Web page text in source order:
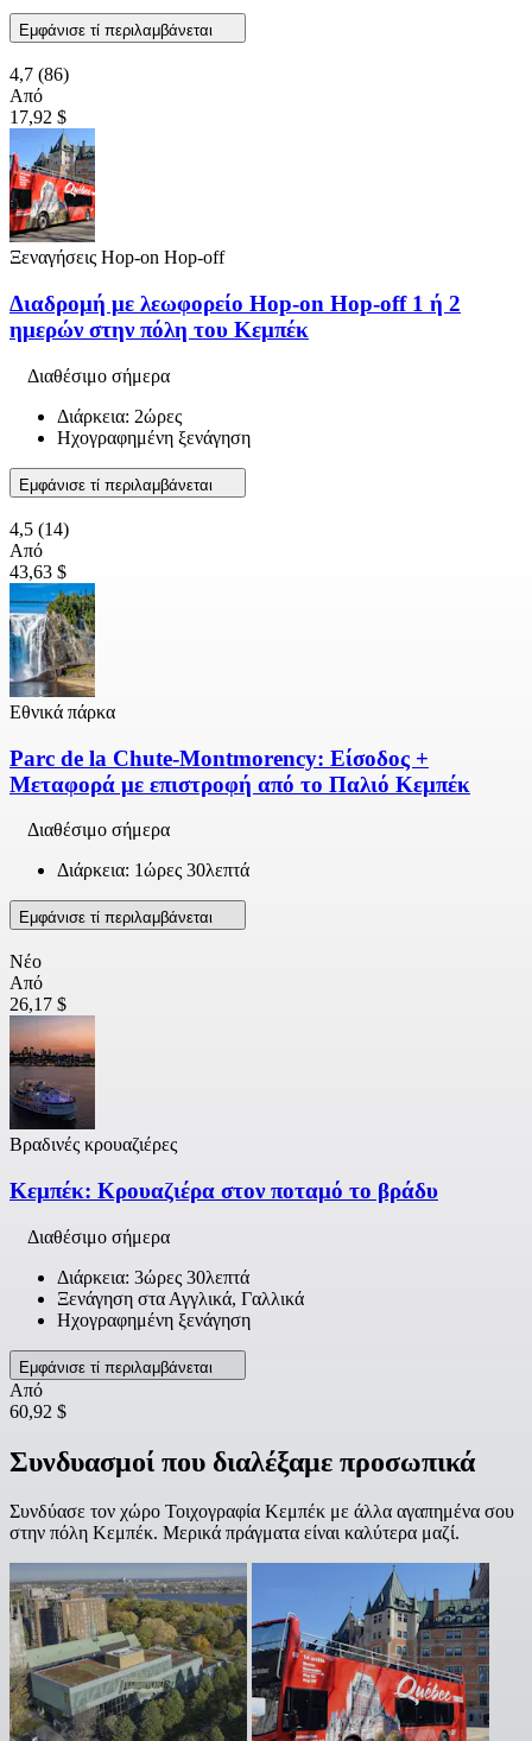
Εμφάνισε τί περιλαμβάνεται
4,7 (86)
Από
17,92 $
Ξεναγήσεις Hop-on Hop-off
Διαδρομή με λεωφορείο Hop-on Hop-off 1 ή 2
ημερών στην πόλη του Κεμπέκ
Διαθέσιμο σήμερα
Διάρκεια: 2ώρες
Ηχογραφημένη ξενάγηση
Εμφάνισε τί περιλαμβάνεται
4,5 (14)
Από
43,63 $
Εθνικά πάρκα
Parc de la Chute-Montmorency: Είσοδος +
Μεταφορά με επιστροφή από το Παλιό Κεμπέκ
Διαθέσιμο σήμερα
Διάρκεια: 1ώρες 30λεπτά
Εμφάνισε τί περιλαμβάνεται
Νέο
Από
26,17 $
Βραδινές κρουαζιέρες
Κεμπέκ: Κρουαζιέρα στον ποταμό το βράδυ
Διαθέσιμο σήμερα
Διάρκεια: 3ώρες 30λεπτά
Ξενάγηση στα Αγγλικά, Γαλλικά
Ηχογραφημένη ξενάγηση
Εμφάνισε τί περιλαμβάνεται
Από
60,92 $
Συνδυασμοί που διαλέξαμε προσωπικά
Συνδύασε τον χώρο Τοιχογραφία Κεμπέκ με άλλα αγαπημένα σου
στην πόλη Κεμπέκ. Μερικά πράγματα είναι καλύτερα μαζί.